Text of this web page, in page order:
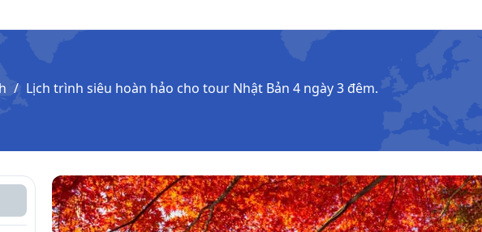
Lịch trình siêu hoàn hảo cho tour Nhật Bản 4 ngày 3 đêm.